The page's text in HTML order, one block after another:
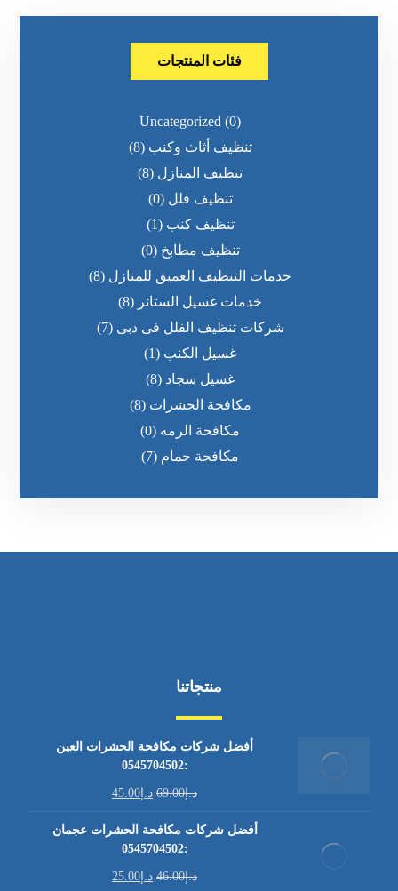
فئات المنتجات
Uncategorized (0)
تنظيف أثاث وكنب (8)
تنظيف المنازل (8)
تنظيف فلل (0)
تنظيف كنب (1)
تنظيف مطابخ (0)
خدمات التنظيف العميق للمنازل (8)
خدمات غسيل الستائر (8)
شركات تنظيف الفلل فى دبى (7)
غسيل الكنب (1)
غسيل سجاد (8)
مكافحة الحشرات (8)
مكافحة الرمه (0)
مكافحة حمام (7)
منتجاتنا
أفضل شركات مكافحة الحشرات العين
:0545704502
د.إ69.00 د.إ 45.00
أفضل شركات مكافحة الحشرات عجمان
:0545704502
د.إ46.00 د.إ 25.00